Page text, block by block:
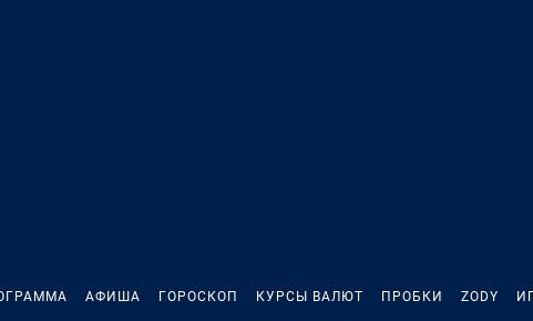
АФИША ГОРОСКОП КУРСЫ ВАЛЮТ ПРОБКИ ZODY